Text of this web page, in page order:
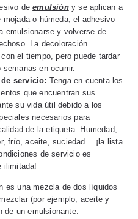
deemulsióny se aplican a
mojada o húmeda, el adhesivo
emulsionarse y volverse de
La decoloración
el tiempo, pero puede tardar
en ocurrir.
servicio: Tenga en cuenta los
que encuentran sus
su vida útil debido a los
necesarios para
de la etiqueta. Humedad,
frío, aceite, suciedad… ¡la lista
de servicio es
ilimitada!
es una mezcla de dos líquidos
(por ejemplo, aceite y
de un emulsionante.